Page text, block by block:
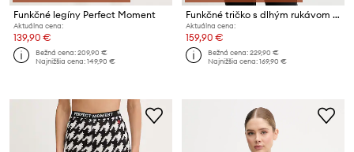
Funkčné legíny Perfect Moment
Aktuálna cena:
139,90 €
Bežná cena:209,90 €
Najnižšia cena:149,90 €
Funkčné tričko s dlhým rukávom Perfect Moment
Aktuálna cena:
159,90 €
Bežná cena:229,90 €
Najnižšia cena:169,90 €